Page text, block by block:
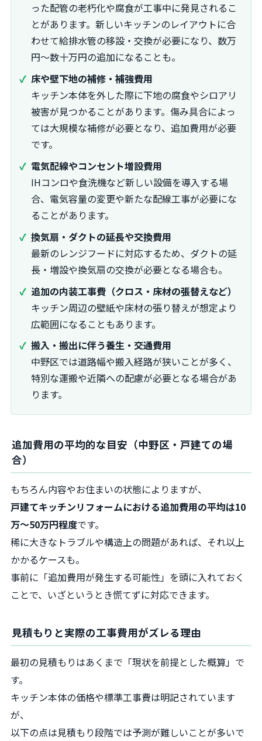
った配管の老朽化や腐食が工事中に発見されるこ
とがあります。新しいキッチンのレイアウトに合
わせて給排水管の移設・交換が必要になり、数万
円〜数十万円の追加になることも。
床や壁下地の補修・補強費用
キッチン本体を外した際に下地の腐食やシロアリ
被害が見つかることがあります。傷み具合によっ
ては大規模な補修が必要となり、追加費用が必要
です。
電気配線やコンセント増設費用
IHコンロや食洗機など新しい設備を導入する場
合、電気容量の変更や新たな配線工事が必要にな
ることがあります。
換気扇・ダクトの延長や交換費用
最新のレンジフードに対応するため、ダクトの延
長・増設や換気扇の交換が必要となる場合も。
追加の内装工事費（クロス・床材の張替えなど）
キッチン周辺の壁紙や床材の張り替えが想定より
広範囲になることもあります。
搬入・搬出に伴う養生・交通費用
中野区では道路幅や搬入経路が狭いことが多く、
特別な運搬や近隣への配慮が必要となる場合があ
ります。
追加費用の平均的な目安（中野区・戸建ての場
合）
もちろん内容やお住まいの状態によりますが、
戸建てキッチンリフォームにおける追加費用の平均は10
万〜50万円程度です。
稀に大きなトラブルや構造上の問題があれば、それ以上
かかるケースも。
事前に「追加費用が発生する可能性」を頭に入れておく
ことで、いざというとき慌てずに対応できます。
見積もりと実際の工事費用がズレる理由
最初の見積もりはあくまで「現状を前提とした概算」で
す。
キッチン本体の価格や標準工事費は明記されています
が、
以下の点は見積もり段階では予測が難しいことが多いで